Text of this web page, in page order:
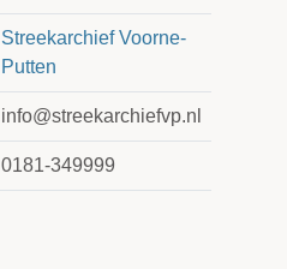
Streekarchief Voorne-
Putten
info@streekarchiefvp.nl
0181-349999